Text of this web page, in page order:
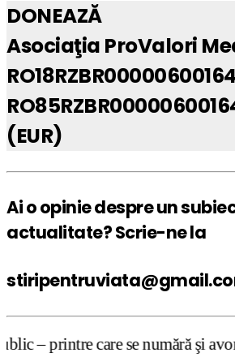
DONEAZĂ
Asociaţia ProValori
(EUR)
Ai o opinie despre un
actualitate? Scrie-ne la
numără şi avortul sau